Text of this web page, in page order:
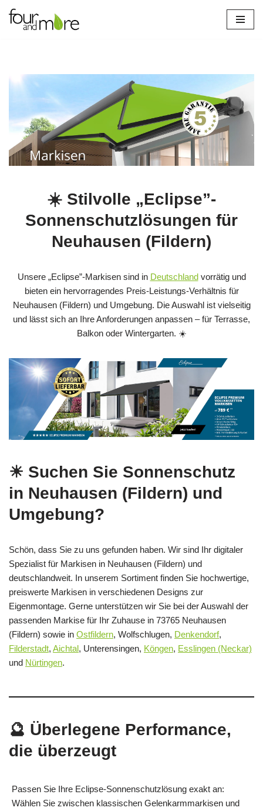
Zum
☀️ Stilvolle „Eclipse”-
Sonnenschutzlösungen für
Neuhausen (Fildern)
Unsere „Eclipse”-Markisen sind in Deutschlandvorrätig und
bieten ein hervorragendes Preis‑Leistungs‑Verhältnis für
Neuhausen (Fildern) und Umgebung. Die Auswahl ist vielseitig
und lässt sich an Ihre Anforderungen anpassen – für Terrasse,
Balkon oder Wintergarten. ☀️
☀ Suchen Sie Sonnenschutz
in Neuhausen (Fildern) und
Umgebung?
Schön, dass Sie zu uns gefunden haben. Wir sind Ihr digitaler
Spezialist für Markisen in Neuhausen (Fildern) und
deutschlandweit. In unserem Sortiment finden Sie hochwertige,
preiswerte Markisen in verschiedenen Designs zur
Eigenmontage. Gerne unterstützen wir Sie bei der Auswahl der
passenden Markise für Ihr Zuhause in 73765 Neuhausen
(Fildern) sowie in Ostfildern, Wolfschlugen, Denkendorf,
Filderstadt, Aichtal, Unterensingen, Köngen, Esslingen (Neckar)
und Nürtingen.
🔮 Überlegene Performance,
die überzeugt
Passen Sie Ihre Eclipse-Sonnenschutzlösung exakt an:
Wählen Sie zwischen klassischen Gelenkarmmarkisen und